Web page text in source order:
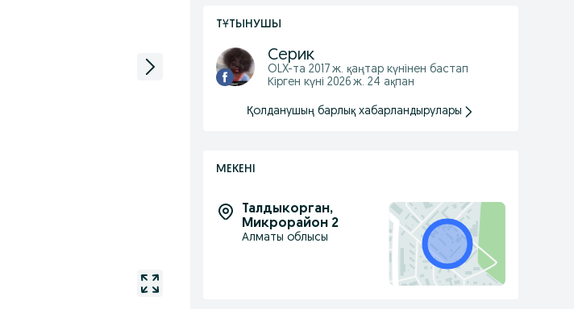
ТҰТЫНУШЫ
Серик
OLX-та 2017 ж. қаңтаркүнінен бастап
Кірген күні 2026 ж. 24 ақпан
Қолданушың барлық хабарландырулары
МЕКЕНІ
Талдыкорган,
Микрорайон 2
Алматы облысы